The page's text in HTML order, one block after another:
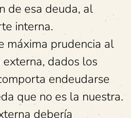
de esa deuda, al
interna.
máxima prudencia al
dados los
endeudarse
que no es la nuestra.
debería